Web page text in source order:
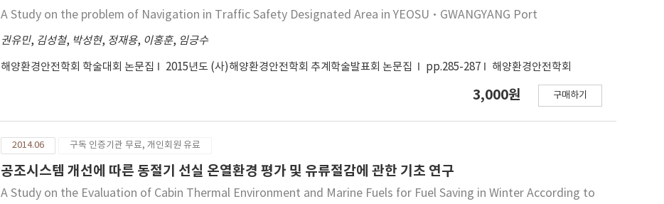
A Study on the problem of Navigation in Traffic Safety Designated Area in YEOSU·GWANGYANG Port
권유민, 김성철, 박성현, 정재용, 이홍훈, 임긍수
해양환경안전학회 학술대회 논문집 2015년도 (사)해양환경안전학회 추계학술발표회 논문집 pp.285-287 해양환경안전학회
3,000원 구매하기
2014.06 구독 인증기관 무료, 개인회원 유료
공조시스템 개선에 따른 동절기 선실 온열환경 평가 및 유류절감에 관한 기초 연구
A Study on the Evaluation of Cabin Thermal Environment and Marine Fuels for Fuel Saving in Winter According to